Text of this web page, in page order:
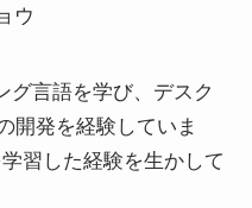
ウ
グ言語を学び、デスク
開発を経験していま
習した経験を生かして